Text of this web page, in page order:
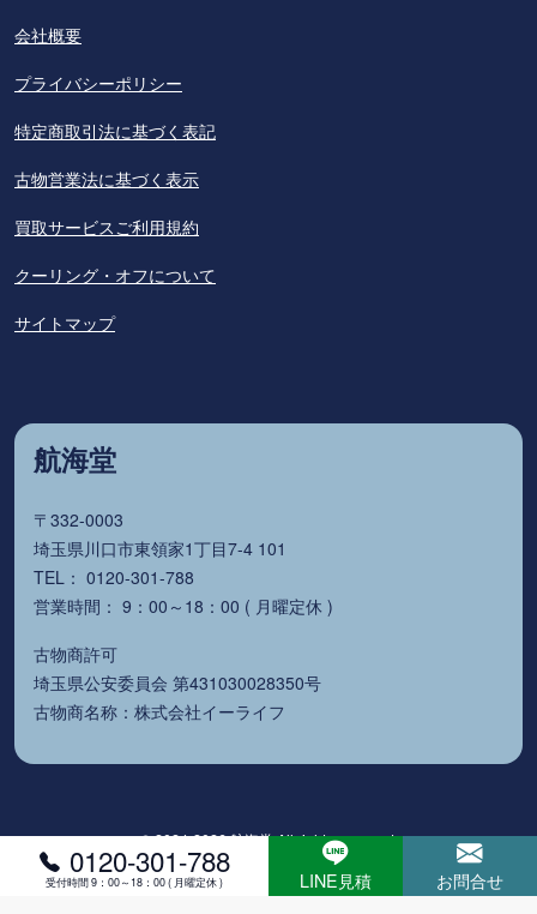
0120-301-788
受付時間 9：00～18：00 ( 月曜定休 ) LINE見積 お問合せ
会社概要
プライバシーポリシー
特定商取引法に基づく表記
古物営業法に基づく表示
買取サービスご利用規約
クーリング・オフについて
サイトマップ
航海堂
〒332-0003
埼玉県川口市東領家1丁目7-4 101
TEL： 0120-301-788
営業時間： 9：00～18：00 ( 月曜定休 )
古物商許可
埼玉県公安委員会 第431030028350号
古物商名称：株式会社イーライフ
© 2024-2026 航海堂 All rights reserved.